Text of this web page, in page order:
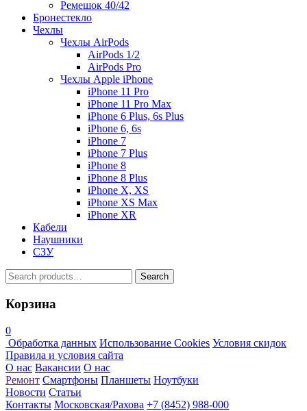
Ремешок 40/42
Бронестекло
Чехлы
Чехлы AirPods
AirPods 1/2
AirPods Pro
Чехлы Apple iPhone
iPhone 11 Pro
iPhone 11 Pro Max
iPhone 6 Plus, 6s Plus
iPhone 6, 6s
iPhone 7
iPhone 7 Plus
iPhone 8
iPhone 8 Plus
iPhone X, XS
iPhone XS Max
iPhone XR
Кабели
Наушники
СЗУ
Search
for:
Search
Корзина
0
Обработка данных Использование Cookies Условия скидок
Правила и условия сайта
О нас Вакансии О нас
Ремонт Смартфоны Планшеты Ноутбуки
Новости Статьи
Контакты Московская/Рахова +7 (8452) 988-000